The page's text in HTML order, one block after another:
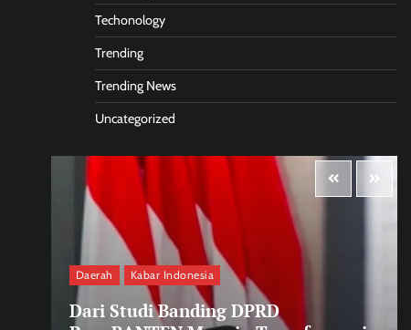
Techonology
Trending
Trending News
Uncategorized
Daerah Kabar Indonesia
Dari Studi Banding DPRD